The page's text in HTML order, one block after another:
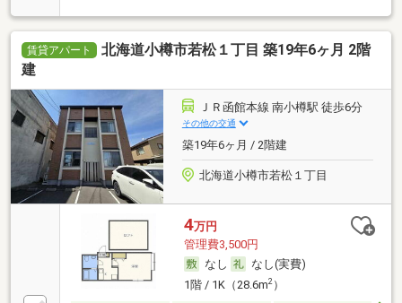
賃貸アパート
北海道小樽市若松１丁目 築19年6ヶ月 2階
建
ＪＲ函館本線 南小樽駅 徒歩6分
その他の交通
築19年6ヶ月 / 2階建
北海道小樽市若松１丁目
4万円
管理費3,500円
なし
なし(実費)
1階 / 1K（28.6m2）